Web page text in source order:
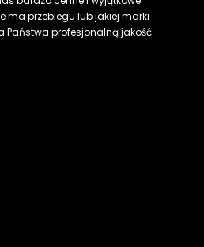
ma przebiegu lub jakiej marki
Państwa profesjonalną jakość